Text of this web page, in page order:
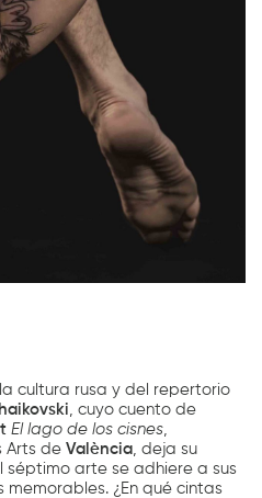
cultura rusa y del repertorio
, cuyo cuento de
El lago de los cisnes
Arts deValència , deja su
séptimo arte se adhiere a sus
¿En qué cintas